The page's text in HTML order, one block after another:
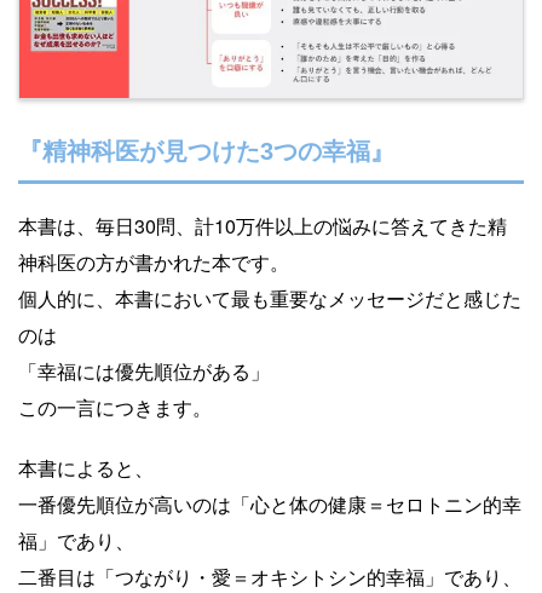
『精神科医が見つけた3つの幸福』
本書は、毎日30問、計10万件以上の悩みに答えてきた精
神科医の方が書かれた本です。
個人的に、本書において最も重要なメッセージだと感じた
のは
「幸福には優先順位がある」
この一言につきます。
本書によると、
一番優先順位が高いのは「心と体の健康＝セロトニン的幸
福」であり、
二番目は「つながり・愛＝オキシトシン的幸福」であり、